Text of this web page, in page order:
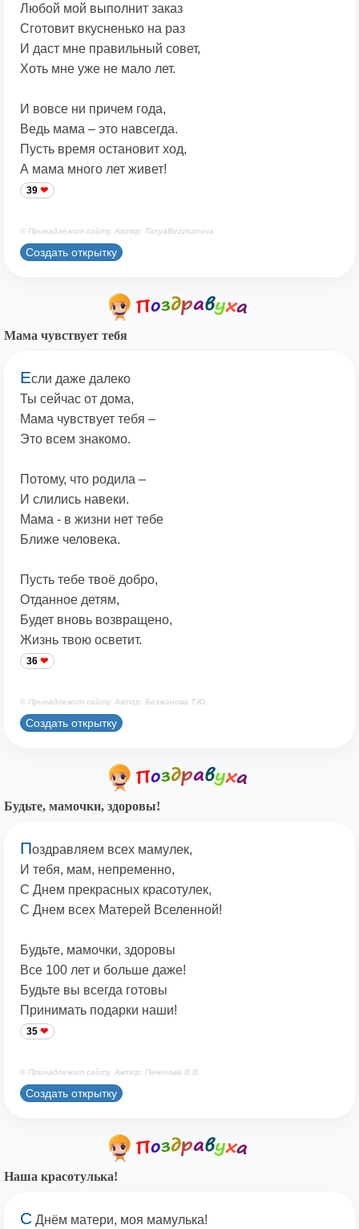
Любой мой выполнит заказ
Сготовит вкусненько на раз
И даст мне правильный совет,
Хоть мне уже не мало лет.
И вовсе ни причем года,
Ведь мама – это навсегда.
Пусть время остановит ход,
А мама много лет живет!
39
© Принадлежит сайту. Автор: TanyaBezzhanova
Создать открытку
Мама чувствует тебя
Если даже далеко
Ты сейчас от дома,
Мама чувствует тебя –
Это всем знакомо.
Потому, что родила –
И слились навеки.
Мама - в жизни нет тебе
Ближе человека.
Пусть тебе твоё добро,
Отданное детям,
Будет вновь возвращено,
Жизнь твою осветит.
36
© Принадлежит сайту. Автор: Безжанова Т.Ю.
Создать открытку
Будьте, мамочки, здоровы!
Поздравляем всех мамулек,
И тебя, мам, непременно,
С Днем прекрасных красотулек,
С Днем всех Матерей Вселенной!
Будьте, мамочки, здоровы
Все 100 лет и больше даже!
Будьте вы всегда готовы
Принимать подарки наши!
35
© Принадлежит сайту. Автор: Печенова В.В.
Создать открытку
Наша красотулька!
С Днём матери, моя мамулька!